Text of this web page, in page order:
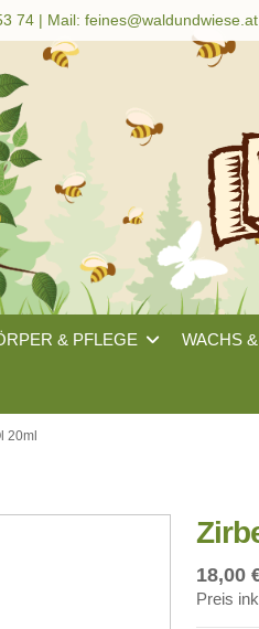
74 | Mail:feines@waldundwiese.at
& PFLEGE WACHS
20ml
18,00
Preis